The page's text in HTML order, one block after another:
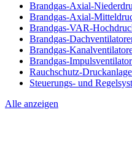
Brandgas-Axial-
Brandgas-Axial-
Brandgas-VAR-
Brandgas-
Brandgas-
Brandgas-
Rauchschutz-
Steuerungs- und
Alle anzeigen